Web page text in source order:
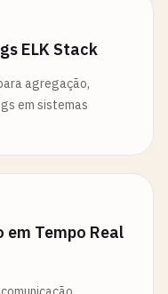
ELK Stack
agregação,
em sistemas
em Tempo Real